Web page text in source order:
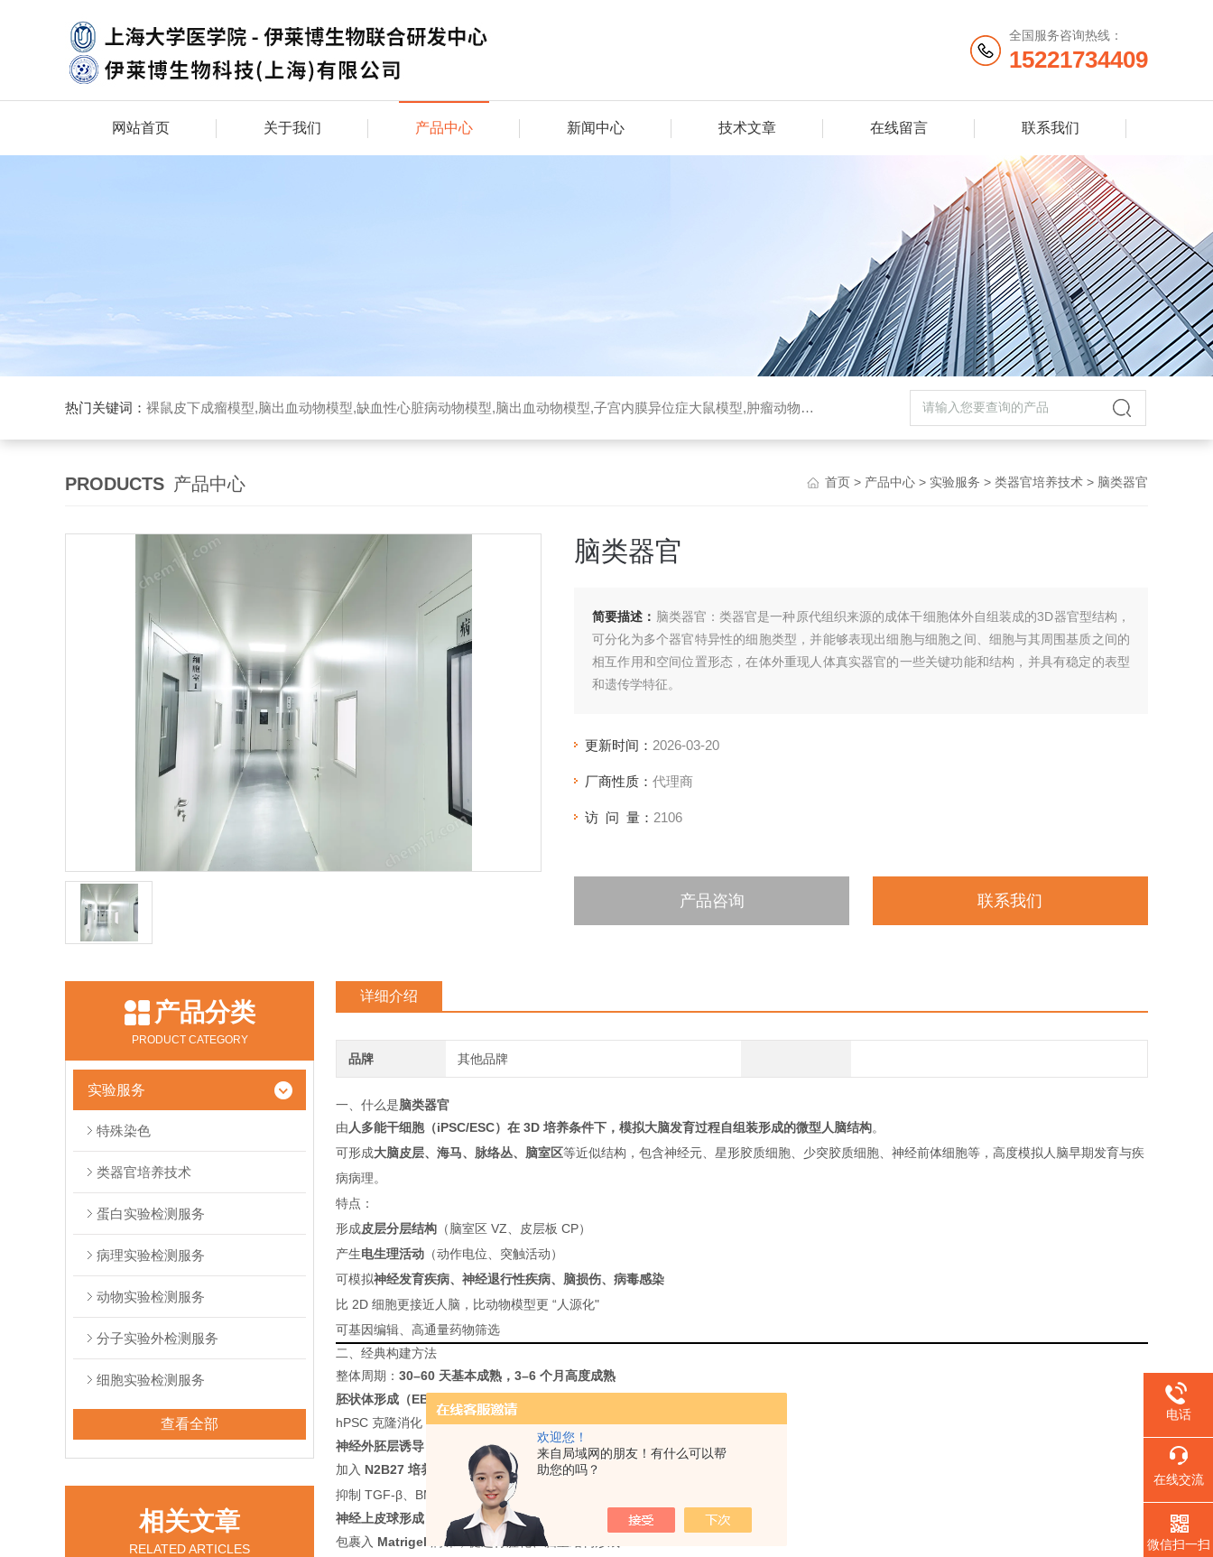
欢迎您！
来自局域网的朋友！有什么可以帮
助您的吗？
全国服务咨询热线：
15221734409
网站首页 关于我们 产品中心 新闻中心 技术文章 在线留言 联系我们
热门关键词： 裸鼠皮下成瘤模型,脑出血动物模型,缺血性心脏病动物模型,脑出血动物模型,子宫内膜异位症大鼠模型,肿瘤动物模型
PRODUCTS 产品中心 首页 > 产品中心 > 实验服务 > 类器官培养技术 > 脑类器官
脑类器官
简要描述： 脑类器官：类器官是一种原代组织来源的成体干细胞体外自组装成的3D器官型结构，
可分化为多个器官特异性的细胞类型，并能够表现出细胞与细胞之间、细胞与其周围基质之间的
相互作用和空间位置形态，在体外重现人体真实器官的一些关键功能和结构，并具有稳定的表型
和遗传学特征。
更新时间： 2026-03-20
厂商性质： 代理商
访 问 量： 2106
产品咨询 联系我们
产品分类
PRODUCT CATEGORY
实验服务
特殊染色
类器官培养技术
蛋白实验检测服务
病理实验检测服务
动物实验检测服务
分子实验外检测服务
细胞实验检测服务
查看全部
相关文章
RELATED ARTICLES
详细介绍
品牌 其他品牌
一、什么是脑类器官
由 人多能干细胞（iPSC/ESC） 在 3D 培养条件下，模拟大脑发育过程自组装形成的微型人脑结构。
可形成大脑皮层、海马、脉络丛、脑室区等近似结构，包含神经元、星形胶质细胞、少突胶质细胞、神经前体细胞等，高度模拟人脑早期发育与疾
病病理。
特点：
形成皮层分层结构 （脑室区 VZ、皮层板 CP）
产生电生理活动 （动作电位、突触活动）
可模拟神经发育疾病、神经退行性疾病、脑损伤、病毒感染
比 2D 细胞更接近人脑，比动物模型更 “人源化"
可基因编辑、高通量药物筛选
二、经典构建方法
整体周期： 30–60 天基本成熟，3–6 个月高度成熟
胚状体形成（EB）
hPSC 克隆消化 → 低吸附板悬浮培养 5–7 天
神经外胚层诱导
加入 N2B27 培养基 + 神经诱导因子
抑制 TGF-β、BMP → 走向神经谱系
神经上皮球形成
包裹入 Matrigel 滴珠，促进行腔化、脑室结构形成
电话
在线交流
微信扫一扫